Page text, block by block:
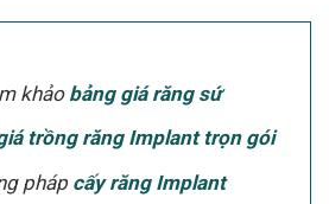
khảo bảng giá răng sứ
trồng răng Implant trọn gói
pháp cấy răng Implant